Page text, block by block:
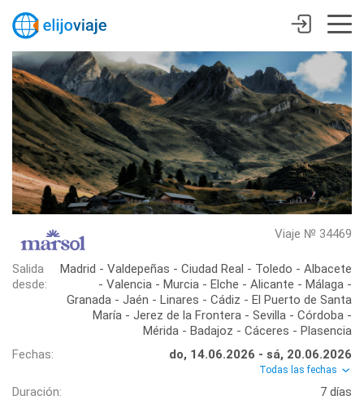
Viaje № 34469
Salida
desde:
Madrid - Valdepeñas - Ciudad Real - Toledo - Albacete
- Valencia - Murcia - Elche - Alicante - Málaga -
Granada - Jaén - Linares - Cádiz - El Puerto de Santa
María - Jerez de la Frontera - Sevilla - Córdoba -
Mérida - Badajoz - Cáceres - Plasencia
Fechas:
do, 14.06.2026 - sá, 20.06.2026
Todas las fechas
Duración:
7 días